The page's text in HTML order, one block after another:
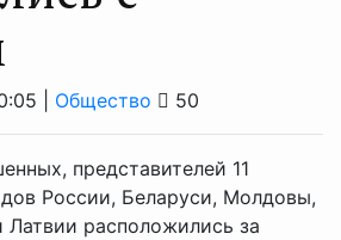
| Общество 50
представителей 11
России, Беларуси, Молдовы,
Латвии расположились за